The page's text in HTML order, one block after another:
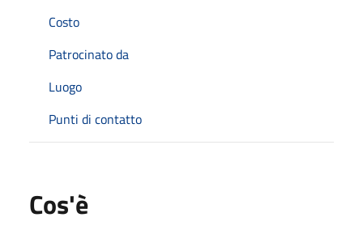
Costo
Patrocinato da
Luogo
Punti di contatto
Cos'è